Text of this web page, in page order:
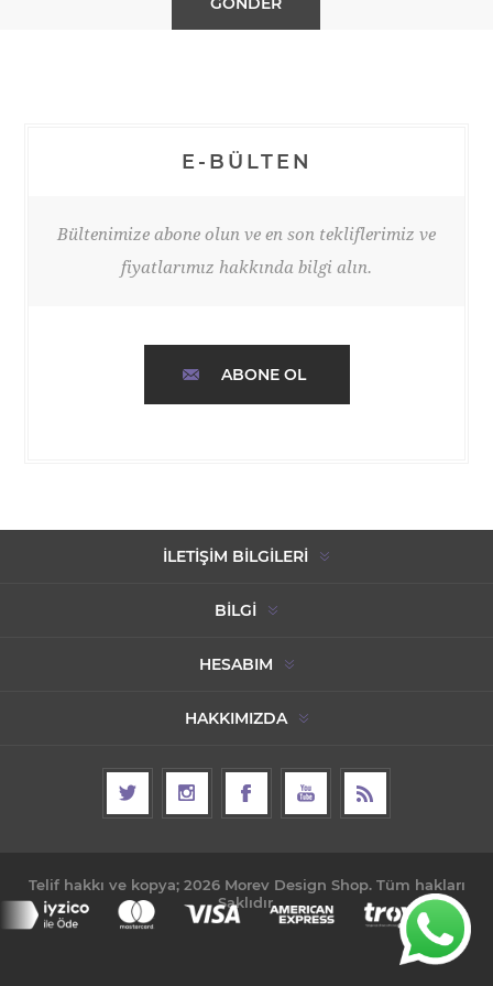
E-BÜLTEN
Bültenimize abone olun ve en son tekliflerimiz ve
fiyatlarımız hakkında bilgi alın.
ABONE OL
İLETIŞIM BILGILERI
BILGI
HESABIM
HAKKIMIZDA
Telif hakkı ve kopya; 2026 Morev Design Shop. Tüm hakları
Saklıdır.